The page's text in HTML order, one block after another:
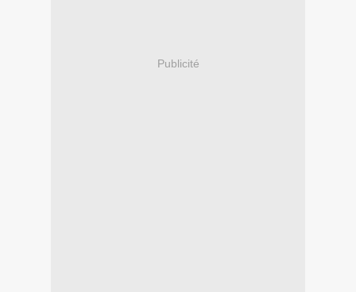
Publicité